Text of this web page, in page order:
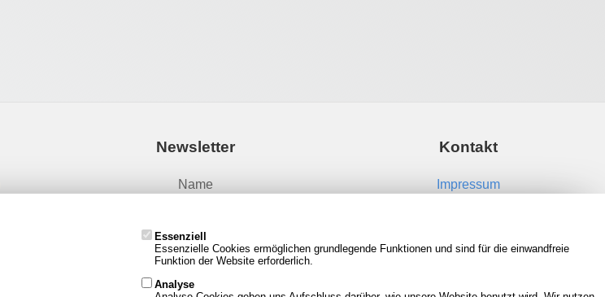
Newsletter
Name
Email
Kontakt
Impressum
RSS Feeds
Neue Spiele in der Datenbank
Essenziell
Essenzielle Cookies ermöglichen grundlegende Funktionen und sind für die einwandfreie
Funktion der Website erforderlich.
Analyse